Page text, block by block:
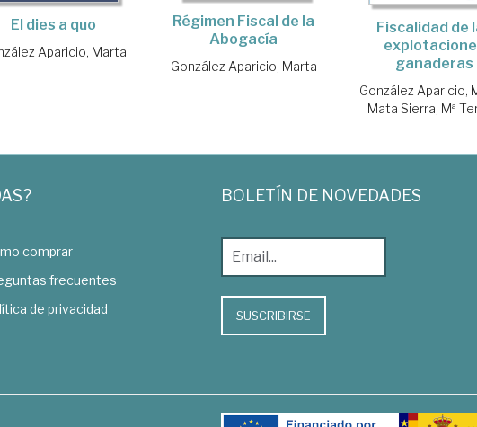
El dies a quo
Aparicio, Marta
Régimen Fiscal de la
Abogacía
González Aparicio, Marta
Fiscalidad de
ganaderas
González Aparicio,
Mata Sierra, Mª
comprar
frecuentes
de privacidad
BOLETÍN DE NOVEDADES
SUSCRIBIRSE